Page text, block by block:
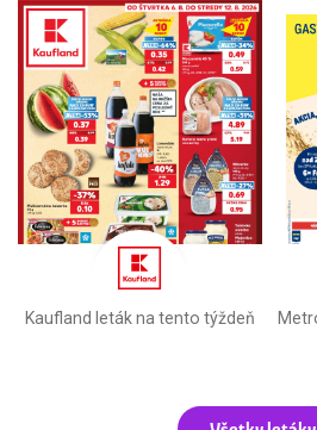
Kaufland leták na tento týždeň